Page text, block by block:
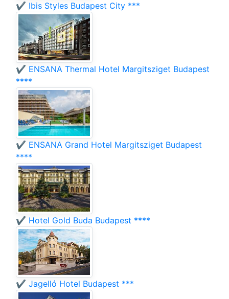
✔️ Ibis Styles Budapest City ***
✔️ ENSANA Thermal Hotel Margitsziget Budapest
****
✔️ ENSANA Grand Hotel Margitsziget Budapest
****
✔️ Hotel Gold Buda Budapest ****
✔️ Jagelló Hotel Budapest ***